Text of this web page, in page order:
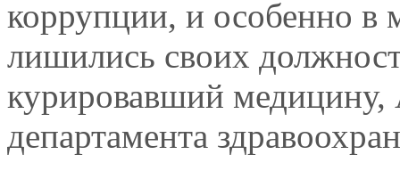
коррупции, и особенно в
лишились своих
курировавший медицину,
департамента